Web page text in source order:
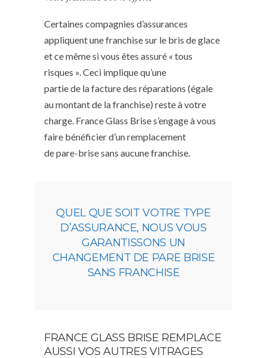
Certaines compagnies d’assurances
appliquent une franchise sur le bris de glace
et ce même si vous êtes assuré « tous
risques ». Ceci implique qu’une
partie de la facture des réparations (égale
au montant de la franchise) reste à votre
charge. France Glass Brise s’engage à vous
faire bénéficier d’un remplacement
de pare-brise sans aucune franchise.
QUEL QUE SOIT VOTRE TYPE
D’ASSURANCE, NOUS VOUS
GARANTISSONS UN
CHANGEMENT DE PARE BRISE
SANS FRANCHISE
FRANCE GLASS BRISE REMPLACE
AUSSI VOS AUTRES VITRAGES